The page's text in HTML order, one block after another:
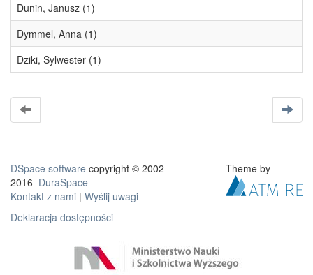
Dunin, Janusz (1)
Dymmel, Anna (1)
Dziki, Sylwester (1)
DSpace software copyright © 2002-
2016 DuraSpace
Kontakt z nami | Wyślij uwagi
Deklaracja dostępności
Theme by